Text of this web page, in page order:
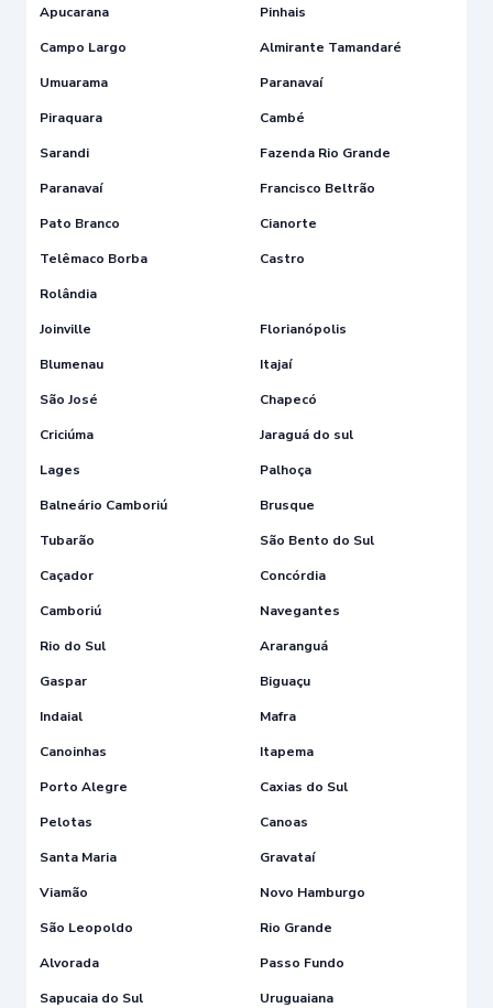
Apucarana
Pinhais
Campo Largo
Almirante Tamandaré
Umuarama
Paranavaí
Piraquara
Cambé
Sarandi
Fazenda Rio Grande
Paranavaí
Francisco Beltrão
Pato Branco
Cianorte
Telêmaco Borba
Castro
Rolândia
Joinville
Florianópolis
Blumenau
Itajaí
São José
Chapecó
Criciúma
Jaraguá do sul
Lages
Palhoça
Balneário Camboriú
Brusque
Tubarão
São Bento do Sul
Caçador
Concórdia
Camboriú
Navegantes
Rio do Sul
Araranguá
Gaspar
Biguaçu
Indaial
Mafra
Canoinhas
Itapema
Porto Alegre
Caxias do Sul
Pelotas
Canoas
Santa Maria
Gravataí
Viamão
Novo Hamburgo
São Leopoldo
Rio Grande
Alvorada
Passo Fundo
Sapucaia do Sul
Uruguaiana